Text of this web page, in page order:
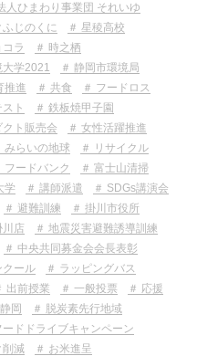
人ひまわり事業団 それいゆ
じのくに
星稜高校
ラ
時之栖
大学2021
静岡市環境局
推進 共食
フードロス
ト
鉄板焼甲子園
ト販売会
女性活躍推進
みらいの地球
リサイクル
フードバンク
富士山清掃
学 講師派遣
SDGs講演会
避難訓練
掛川市役所
川店
地震災害避難誘導訓練
中央共同募金会会長表彰
クール
ラッピングバス
出前授業 一般投票
応援
岡
脱炭素先行地域
ードドライブキャンペーン
削減
お米進呈